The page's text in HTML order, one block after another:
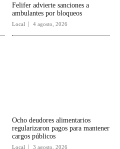
Felifer advierte sanciones a
ambulantes por bloqueos
Local 4 agosto, 2026
Ocho deudores alimentarios
regularizaron pagos para mantener
cargos públicos
Local 3 agosto, 2026